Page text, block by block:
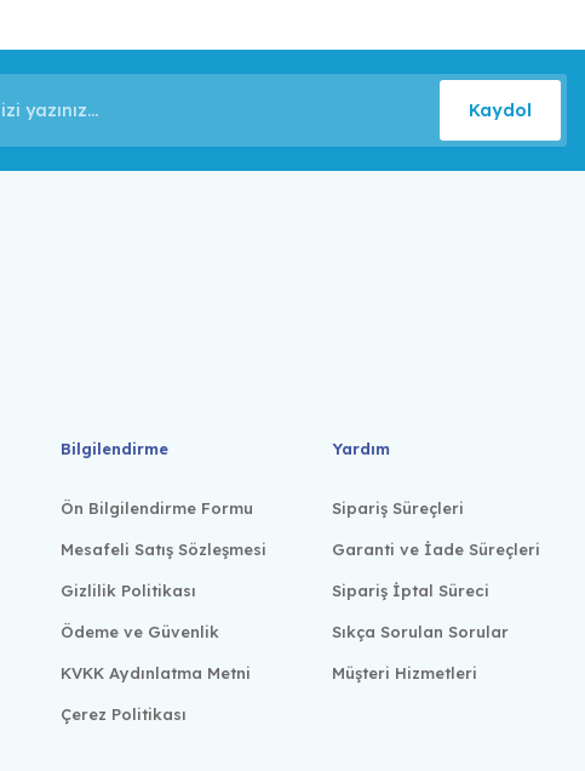
Kaydol
Bilgilendirme
Ön Bilgilendirme Formu
Mesafeli Satış Sözleşmesi
Gizlilik Politikası
Ödeme ve Güvenlik
KVKK Aydınlatma Metni
Çerez Politikası
Yardım
Sipariş Süreçleri
Garanti ve İade Süreçleri
Sipariş İptal Süreci
Sıkça Sorulan Sorular
Müşteri Hizmetleri